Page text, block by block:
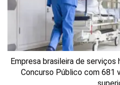
Empresa brasileira de serviços
Concurso Público com 681